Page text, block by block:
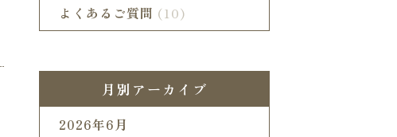
よくあるご質問 (10)
月別アーカイブ
2026年6月